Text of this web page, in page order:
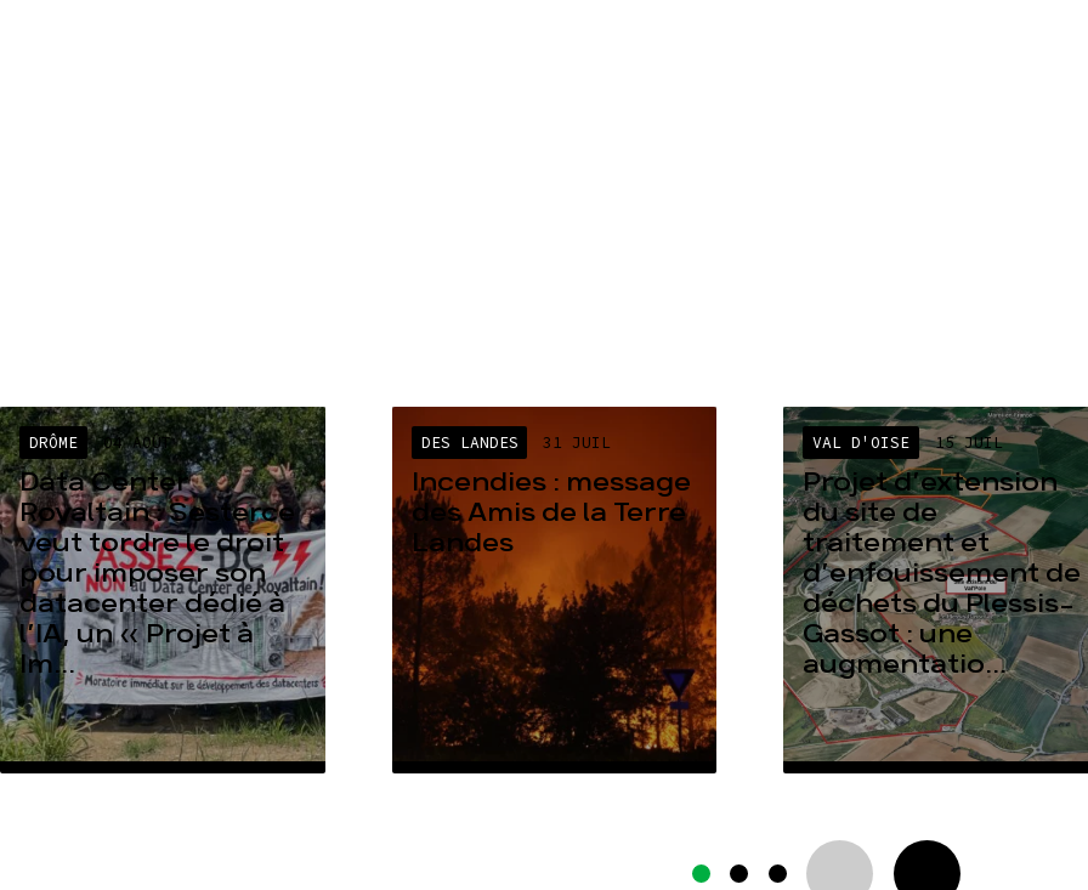
DRÔME 04 AOÛT
Data Center
Rovaltain : Sesterce
veut tordre le droit
pour imposer son
datacenter dédié à
l’IA, un « Projet à
Im...
DES LANDES 31 JUIL
Incendies : message
des Amis de la Terre
Landes
VAL D'OISE 15 JUIL
Projet d’extension
du site de
traitement et
d’enfouissement de
déchets du Plessis-
Gassot : une
augmentatio...